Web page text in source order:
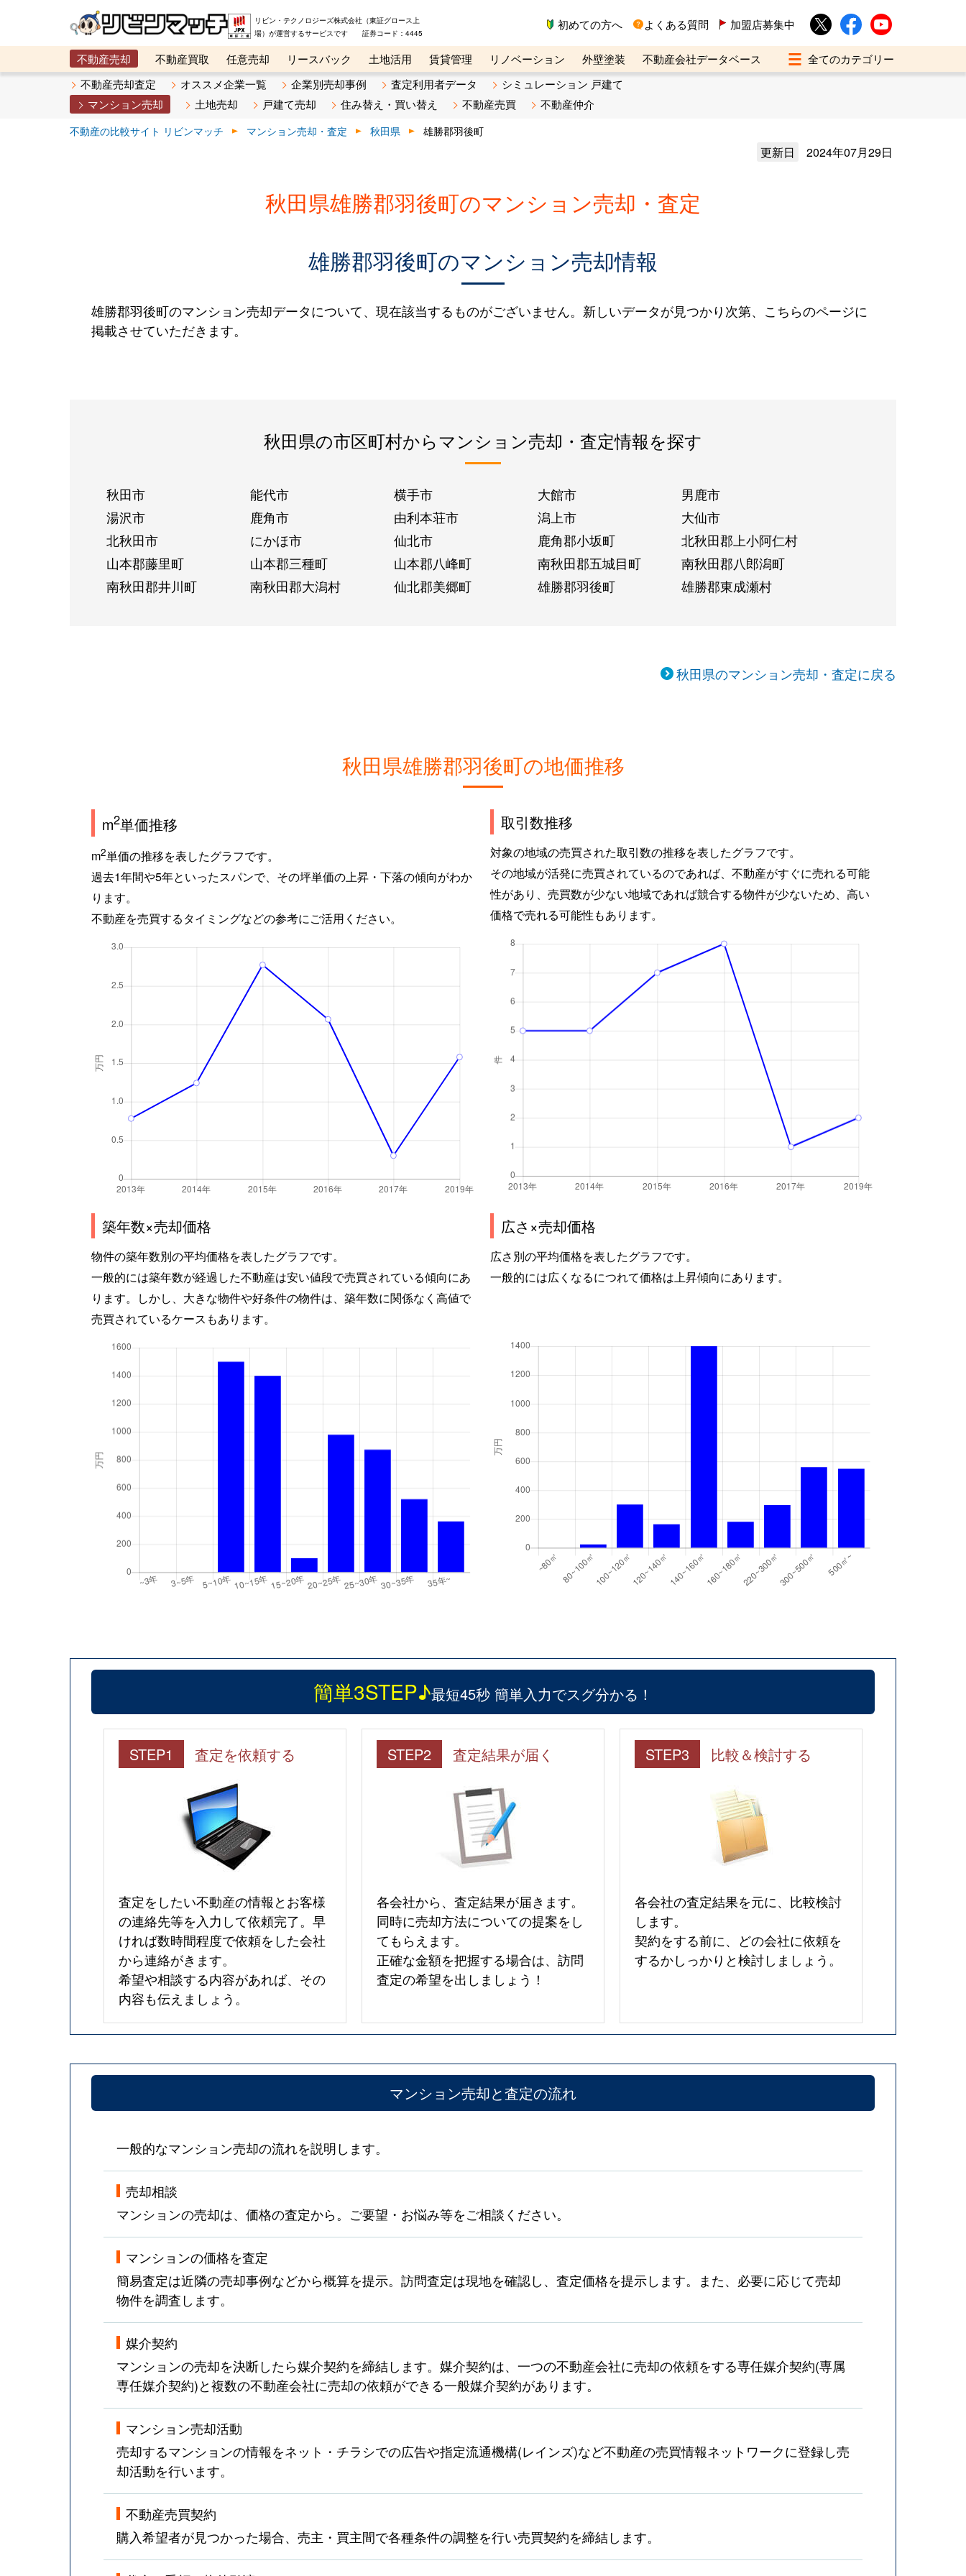
リビン・テクノロジーズ株式会社（東証グロース上
場）が運営するサービスです 証券コード：4445
初めての方へ よくある質問 加盟店募集中
不動産売却 不動産買取 任意売却 リースバック 土地活用 賃貸管理 リノベーション 外壁塗装
不動産会社データベース
メタ住宅展示場
ベスト不動産カンパニー オンライン講座 リビンマガジンBiz 不動産売却ご相談デスク
不動産売却査定 オススメ企業一覧 企業別売却事例 査定利用者データ
シミュレーション 戸建て
マンション売却
土地売却 戸建て売却 住み替え・買い替え 不動産売買 不動産仲介
不動産の比較サイト リビンマッチ マンション売却・査定 秋田県 雄勝郡羽後町
更新日 2024年07月29日
秋田県雄勝郡羽後町のマンション売却・査定
雄勝郡羽後町のマンション売却情報
雄勝郡羽後町のマンション売却データについて、現在該当するものがございません。新しいデータが見つかり次第、こちらのページに
掲載させていただきます。
秋田県の市区町村からマンション売却・査定情報を探す
秋田市 能代市 横手市 大館市
男鹿市
湯沢市
鹿角市 由利本荘市 潟上市
大仙市
北秋田市
にかほ市 仙北市 鹿角郡小坂町
北秋田郡上小阿仁村
山本郡藤里町
山本郡三種町 山本郡八峰町 南秋田郡五城目町
南秋田郡八郎潟町
南秋田郡井川町
南秋田郡大潟村 仙北郡美郷町 雄勝郡羽後町 雄勝郡東成瀬村
秋田県のマンション売却・査定に戻る
秋田県雄勝郡羽後町の地価推移
m2単価推移
m2単価の推移を表したグラフです。
過去1年間や5年といったスパンで、その坪単価の上昇・下落の傾向がわか
ります。
不動産を売買するタイミングなどの参考にご活用ください。
取引数推移
対象の地域の売買された取引数の推移を表したグラフです。
その地域が活発に売買されているのであれば、不動産がすぐに売れる可能
性があり、売買数が少ない地域であれば競合する物件が少ないため、高い
価格で売れる可能性もあります。
築年数×売却価格
物件の築年数別の平均価格を表したグラフです。
一般的には築年数が経過した不動産は安い値段で売買されている傾向にあ
ります。しかし、大きな物件や好条件の物件は、築年数に関係なく高値で
売買されているケースもあります。
広さ×売却価格
広さ別の平均価格を表したグラフです。
一般的には広くなるにつれて価格は上昇傾向にあります。
簡単3STEP♪最短45秒 簡単入力でスグ分かる！
STEP1 査定を依頼する
査定をしたい不動産の情報とお客様
の連絡先等を入力して依頼完了。早
ければ数時間程度で依頼をした会社
から連絡がきます。
希望や相談する内容があれば、その
内容も伝えましょう。
STEP2 査定結果が届く
各会社から、査定結果が届きます。
同時に売却方法についての提案をし
てもらえます。
正確な金額を把握する場合は、訪問
査定の希望を出しましょう！
STEP3 比較＆検討する
各会社の査定結果を元に、比較検討
します。
契約をする前に、どの会社に依頼を
するかしっかりと検討しましょう。
マンション売却と査定の流れ
一般的なマンション売却の流れを説明します。
売却相談
マンションの売却は、価格の査定から。ご要望・お悩み等をご相談ください。
マンションの価格を査定
簡易査定は近隣の売却事例などから概算を提示。訪問査定は現地を確認し、査定価格を提示します。また、必要に応じて売却
物件を調査します。
媒介契約
マンションの売却を決断したら媒介契約を締結します。媒介契約は、一つの不動産会社に売却の依頼をする専任媒介契約(専属
専任媒介契約)と複数の不動産会社に売却の依頼ができる一般媒介契約があります。
マンション売却活動
売却するマンションの情報をネット・チラシでの広告や指定流通機構(レインズ)など不動産の売買情報ネットワークに登録し売
却活動を行います。
不動産売買契約
購入希望者が見つかった場合、売主・買主間で各種条件の調整を行い売買契約を締結します。